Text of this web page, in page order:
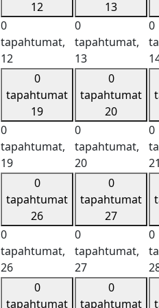
12
0
tapahtumat,
12
13
0
tapahtumat,
13
0
0
tapahtumat
19
0
tapahtumat,
19
0
tapahtumat
20
0
tapahtumat,
20
0
0
tapahtumat
26
0
tapahtumat,
26
0
tapahtumat
27
0
tapahtumat,
27
0
0
tapahtumat
0
tapahtumat